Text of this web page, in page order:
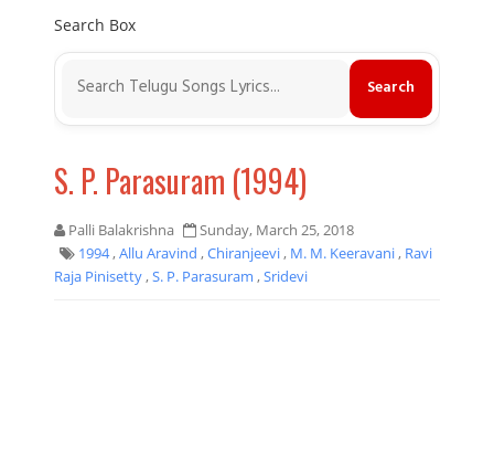
Search Box
S. P. Parasuram (1994)
Palli Balakrishna
Sunday, March 25, 2018
1994,Allu Aravind ,Chiranjeevi, M. M. Keeravani, Ravi
Raja Pinisetty,S. P. Parasuram ,Sridevi